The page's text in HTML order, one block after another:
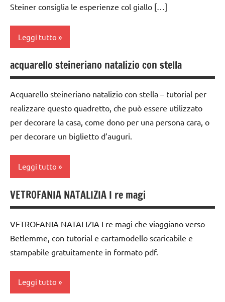
Steiner consiglia le esperienze col giallo […]
Leggi tutto
acquarello
IMMAGINE
arte
dai
6
GUIDA
DIDATTICA
ARGOMENTI
PER ETA'
acquarello steineriano natalizio con stella
Acquarello steineriano natalizio con stella – tutorial per
realizzare questo quadretto, che può essere utilizzato
per decorare la casa, come dono per una persona cara, o
per decorare un biglietto d’auguri.
Leggi tutto
ARTE
IMMAGINE
arte
Waldorf
6
anni
VETROFANIA NATALIZIA I re magi
VETROFANIA NATALIZIA I re magi che viaggiano verso
Betlemme, con tutorial e cartamodello scaricabile e
stampabile gratuitamente in formato pdf.
Leggi tutto